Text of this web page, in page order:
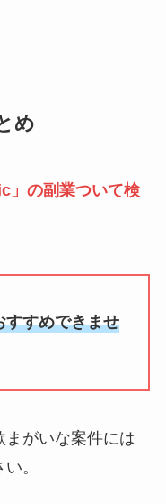
め
」の副業ついて検
すめできませ
まがいな案件には
。